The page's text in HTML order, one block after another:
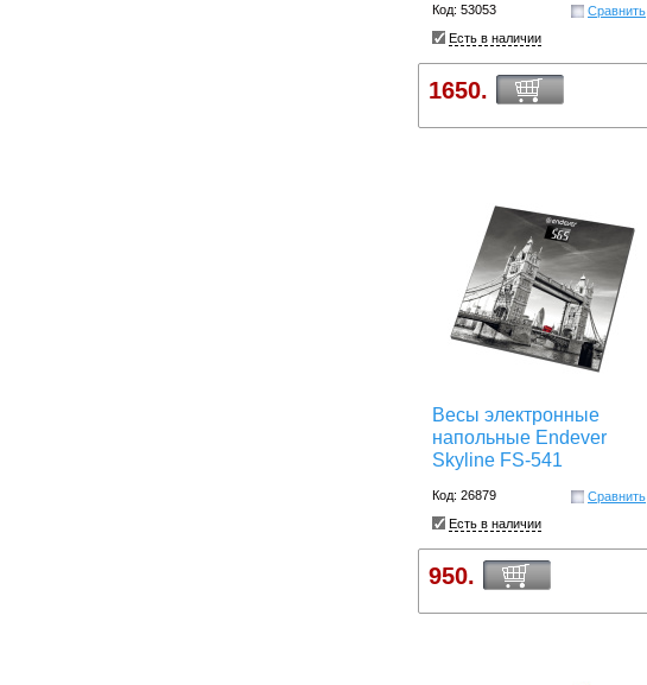
Код: 53053
Сравнить
Есть в наличии
1650.
Весы электронные
напольные Endever
Skyline FS-541
Код: 26879
Сравнить
Есть в наличии
950.